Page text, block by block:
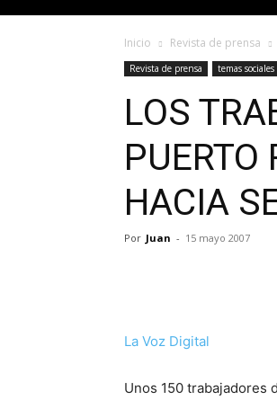
Inicio Revista de prensa
Revista de prensa temas sociales
LOS
HACIA
Por Juan - 15 mayo 2007
La Voz Digital
Unos 150 trabajadores